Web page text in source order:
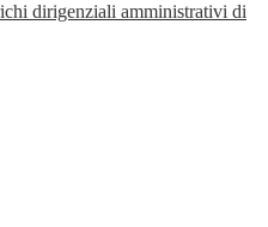
dirigenziali amministrativi di